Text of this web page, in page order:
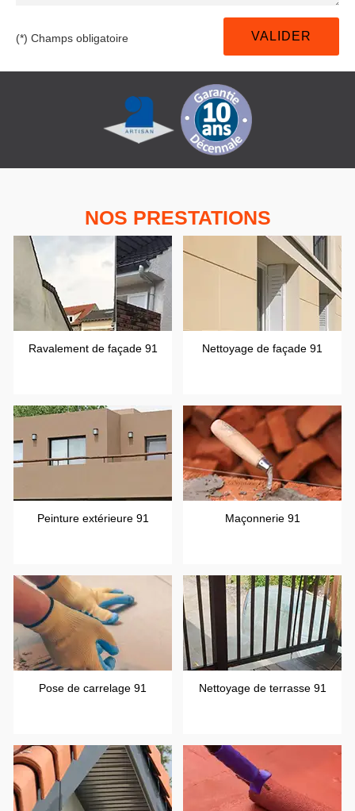
(*) Champs obligatoire
NOS PRESTATIONS
Ravalement de façade 91 Nettoyage de façade 91
Peinture extérieure 91 Maçonnerie 91
Pose de carrelage 91 Nettoyage de terrasse 91